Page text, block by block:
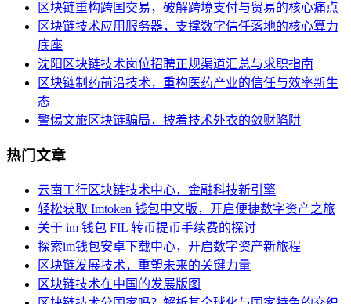
区块链重构跨国交易，破解跨境支付与贸易的核心痛点
区块链技术应用服务器，支撑数字信任落地的核心算力
底座
沈阳区块链技术岗位招聘正规渠道汇总与求职指南
区块链制药前沿技术，重构医药产业的信任与效率新生
态
警惕文旅区块链骗局，披着技术外衣的敛财陷阱
热门文章
云南工行区块链技术中心，金融科技新引擎
轻松获取 Imtoken 钱包中文版，开启便捷数字资产之旅
关于 im 钱包 FIL 转币提币手续费的探讨
探索im钱包安卓下载中心，开启数字资产新旅程
区块链发展技术，重塑未来的关键力量
区块链技术在中国的发展版图